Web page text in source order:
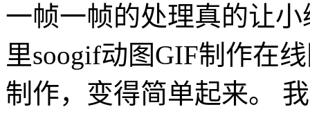
一帧一帧的处理真的让
里soogif动图GIF制作在
制作，变得简单起来。